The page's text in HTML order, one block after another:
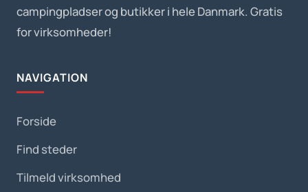
campingpladser og butikker i hele Danmark. Gratis
for virksomheder!
NAVIGATION
Forside
Find steder
Tilmeld virksomhed